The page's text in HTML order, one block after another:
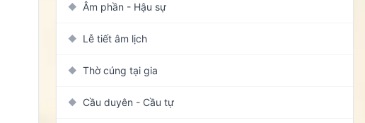
◆ Âm phần - Hậu sự
◆ Lễ tiết âm lịch
◆ Thờ cúng tại gia
◆ Cầu duyên - Cầu tự